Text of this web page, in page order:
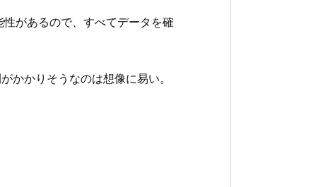
があるので、すべてデータを確
かかりそうなのは想像に易い。